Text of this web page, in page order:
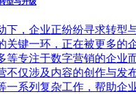
下，企业正纷纷寻求转型
关键一环，正在被更多的
等专注于数字营销的企业
不仅涉及内容的创作与发
一系列复杂工作，帮助企